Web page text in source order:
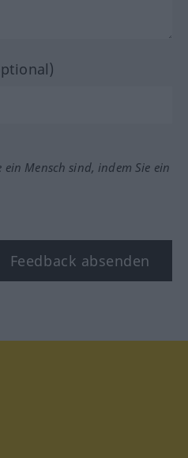
ein Mensch sind, indem Sie ein
Feedback absenden